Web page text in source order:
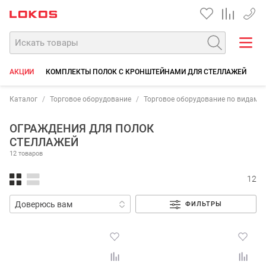
+7
АКЦИИ КОМПЛЕКТЫ ПОЛОК С КРОНШТЕЙНАМИ ДЛЯ СТЕЛЛАЖЕЙ
Каталог Торговое оборудование Торговое оборудование по видам
ОГРАЖДЕНИЯ ДЛЯ ПОЛОК
СТЕЛЛАЖЕЙ
12 товаров
12
ФИЛЬТРЫ